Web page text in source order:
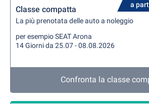
a
Classe compatta
La più prenotata delle auto a noleggio
per esempio SEAT Arona
14 Giorni da 25.07 - 08.08.2026
Confronta la classe